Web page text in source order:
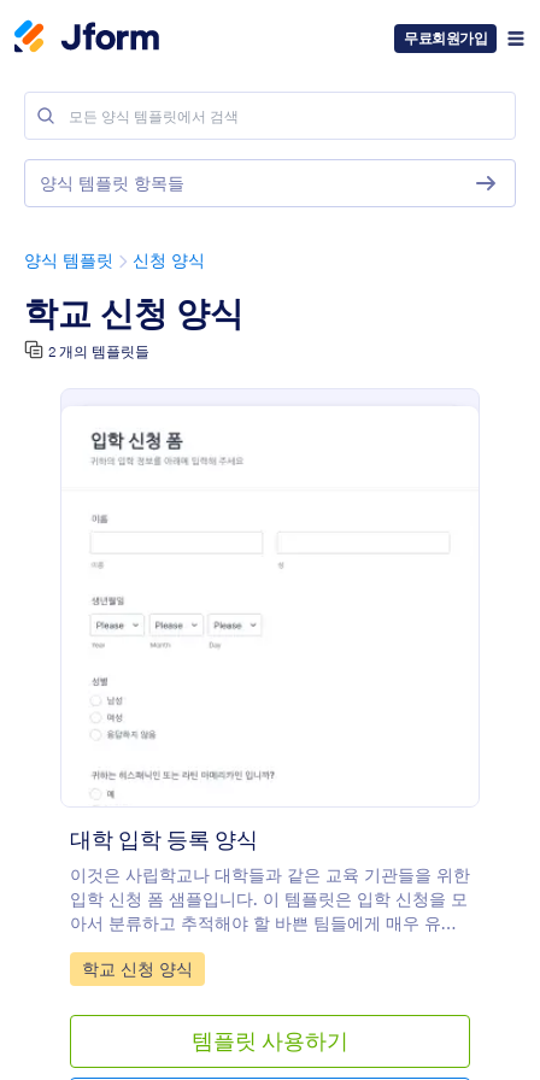
무료회원가입
양식 템플릿 신청 양식
학교 신청 양식
2 개의 템플릿들
대학 입학 등록 양식
이것은 사립학교나 대학들과 같은 교육 기관들을 위한
입학 신청 폼 샘플입니다. 이 템플릿은 입학 신청을 모
아서 분류하고 추적해야 할 바쁜 팀들에게 매우 유용
합니다. 귀하는 학생들에게 세부사항들을 물어보고 귀
중한 정보를 모을 수 있으며 시간 절약을 위해 입학 등
Go to Category:
학교 신청 양식
템플릿 사용하기
양식 템플릿 항목들